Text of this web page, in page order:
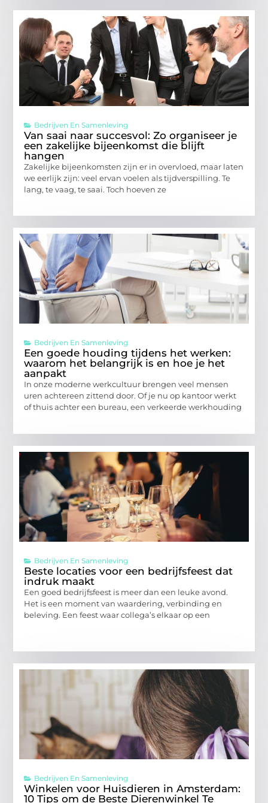
Bedrijven En Samenleving
Van saai naar succesvol: Zo organiseer je
een zakelijke bijeenkomst die blijft
hangen
Zakelijke bijeenkomsten zijn er in overvloed, maar laten
we eerlijk zijn: veel ervan voelen als tijdverspilling. Te
lang, te vaag, te saai. Toch hoeven ze
Bedrijven En Samenleving
Een goede houding tijdens het werken:
waarom het belangrijk is en hoe je het
aanpakt
In onze moderne werkcultuur brengen veel mensen
uren achtereen zittend door. Of je nu op kantoor werkt
of thuis achter een bureau, een verkeerde werkhouding
Bedrijven En Samenleving
Beste locaties voor een bedrijfsfeest dat
indruk maakt
Een goed bedrijfsfeest is meer dan een leuke avond.
Het is een moment van waardering, verbinding en
beleving. Een feest waar collega’s elkaar op een
Bedrijven En Samenleving
Winkelen voor Huisdieren in Amsterdam:
10 Tips om de Beste Dierenwinkel Te